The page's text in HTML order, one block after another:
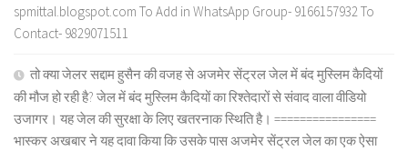
spmittal.blogspot.com To Add in WhatsApp Group- 9166157932 To
Contact- 9829071511
तो क्या जेलर सद्दाम हुसैन की वजह से अजमेर सेंट्रल जेल में बंद मुस्लिम कैदियों
की मौज हो रही है? जेल में बंद मुस्लिम कैदियों का रिश्तेदारों से संवाद वाला वीडियो
उजागर। यह जेल की सुरक्षा के लिए खतरनाक स्थिति है। ================
भास्कर अखबार ने यह दावा किया कि उसके पास अजमेर सेंट्रल जेल का एक ऐसा